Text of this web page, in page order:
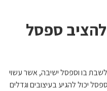
להציב ספסל
בו וספסל ישיבה, אשר עשוי
יכול להגיע בעיצובים וגדלים